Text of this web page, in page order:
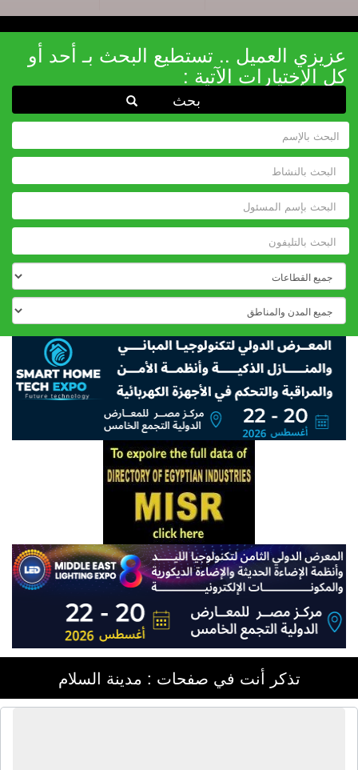
عزيزي العميل .. تستطيع البحث بـ أحد أو
كل الإختيارات الآتية :
تذكر أنت في صفحات : مدينة السلام